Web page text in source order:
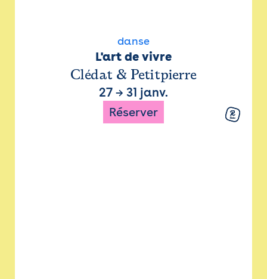
danse
L'art de vivre
Clédat & Petitpierre
27 → 31 janv.
Réserver